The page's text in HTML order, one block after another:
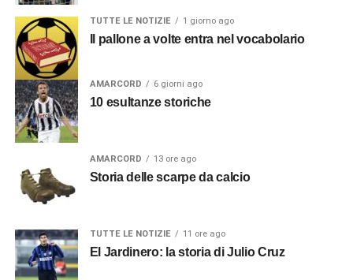
TUTTE LE NOTIZIE 1 giorno ago
Il pallone a volte entra nel vocabolario
AMARCORD 6 giorni ago
10 esultanze storiche
AMARCORD 13 ore ago
Storia delle scarpe da calcio
TUTTE LE NOTIZIE 11 ore ago
El Jardinero: la storia di Julio Cruz